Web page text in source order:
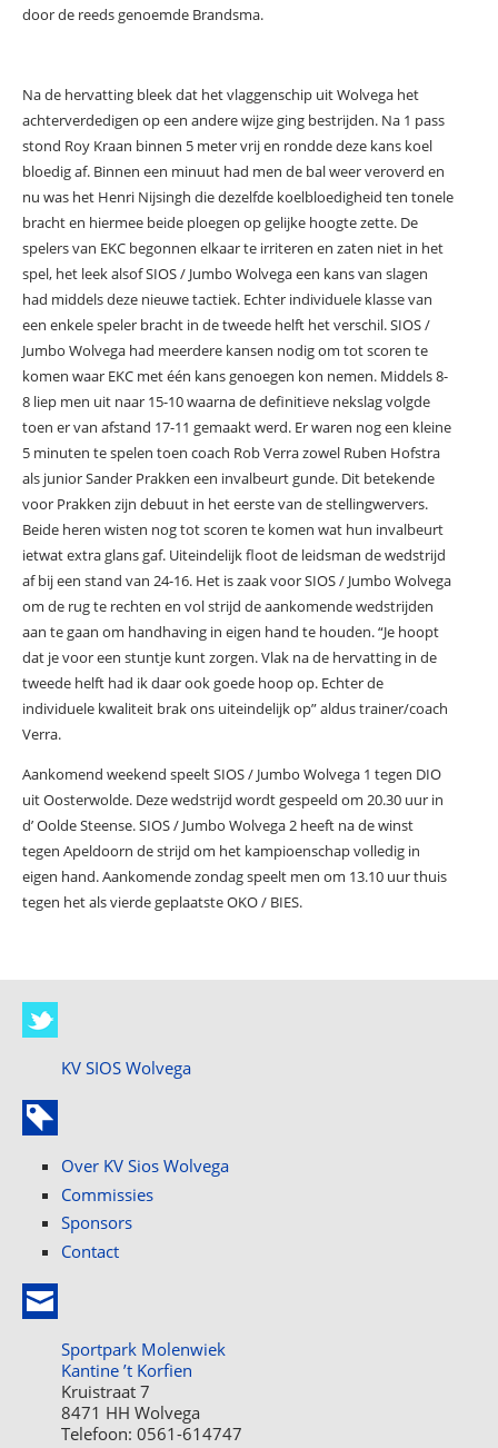
door de reeds genoemde Brandsma.
Na de hervatting bleek dat het vlaggenschip uit Wolvega het
achterverdedigen op een andere wijze ging bestrijden. Na 1 pass
stond Roy Kraan binnen 5 meter vrij en rondde deze kans koel
bloedig af. Binnen een minuut had men de bal weer veroverd en
nu was het Henri Nijsingh die dezelfde koelbloedigheid ten tonele
bracht en hiermee beide ploegen op gelijke hoogte zette. De
spelers van EKC begonnen elkaar te irriteren en zaten niet in het
spel, het leek alsof SIOS / Jumbo Wolvega een kans van slagen
had middels deze nieuwe tactiek. Echter individuele klasse van
een enkele speler bracht in de tweede helft het verschil. SIOS /
Jumbo Wolvega had meerdere kansen nodig om tot scoren te
komen waar EKC met één kans genoegen kon nemen. Middels 8-
8 liep men uit naar 15-10 waarna de definitieve nekslag volgde
toen er van afstand 17-11 gemaakt werd. Er waren nog een kleine
5 minuten te spelen toen coach Rob Verra zowel Ruben Hofstra
als junior Sander Prakken een invalbeurt gunde. Dit betekende
voor Prakken zijn debuut in het eerste van de stellingwervers.
Beide heren wisten nog tot scoren te komen wat hun invalbeurt
ietwat extra glans gaf. Uiteindelijk floot de leidsman de wedstrijd
af bij een stand van 24-16. Het is zaak voor SIOS / Jumbo Wolvega
om de rug te rechten en vol strijd de aankomende wedstrijden
aan te gaan om handhaving in eigen hand te houden. “Je hoopt
dat je voor een stuntje kunt zorgen. Vlak na de hervatting in de
tweede helft had ik daar ook goede hoop op. Echter de
individuele kwaliteit brak ons uiteindelijk op” aldus trainer/coach
Verra.
Aankomend weekend speelt SIOS / Jumbo Wolvega 1 tegen DIO
uit Oosterwolde. Deze wedstrijd wordt gespeeld om 20.30 uur in
d’ Oolde Steense. SIOS / Jumbo Wolvega 2 heeft na de winst
tegen Apeldoorn de strijd om het kampioenschap volledig in
eigen hand. Aankomende zondag speelt men om 13.10 uur thuis
tegen het als vierde geplaatste OKO / BIES.
KV SIOS Wolvega
Over KV Sios Wolvega
Commissies
Sponsors
Contact
Sportpark Molenwiek
Kantine ’t Korfien
Kruistraat 7
8471 HH Wolvega
Telefoon: 0561-614747